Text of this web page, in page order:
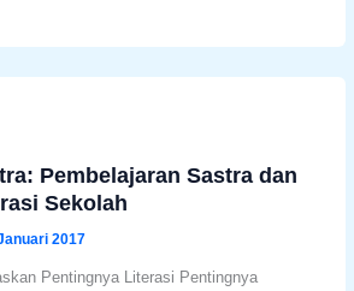
Pembelajaran Sastra dan
Sekolah
2017
Pentingnya Literasi Pentingnya